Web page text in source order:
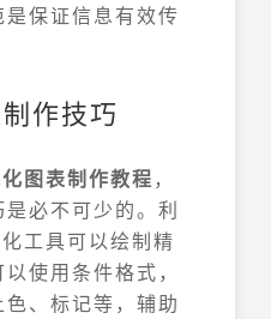
保证信息有效传
作技巧
图表制作教程 ，
必不可少的。利
工具可以绘制精
使用条件格式，
、标记等，辅助